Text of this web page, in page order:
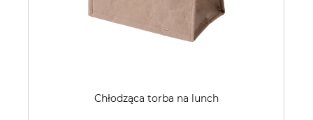
Chłodząca torba na lunch